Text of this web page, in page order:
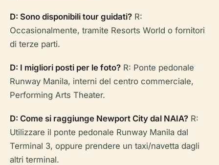
D: Sono disponibili tour guidati? R:
Occasionalmente, tramite Resorts World o fornitori
di terze parti.
D: I migliori posti per le foto? R: Ponte pedonale
Runway Manila, interni del centro commerciale,
Performing Arts Theater.
D: Come si raggiunge Newport City dal NAIA? R:
Utilizzare il ponte pedonale Runway Manila dal
Terminal 3, oppure prendere un taxi/navetta dagli
altri terminal.